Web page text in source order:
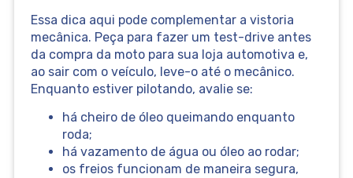
Essa dica aqui pode complementar a vistoria
mecânica. Peça para fazer um test-drive antes
da compra da moto para sua loja automotiva e,
ao sair com o veículo, leve-o até o mecânico.
Enquanto estiver pilotando, avalie se:
há cheiro de óleo queimando enquanto
roda;
há vazamento de água ou óleo ao rodar;
os freios funcionam de maneira segura,